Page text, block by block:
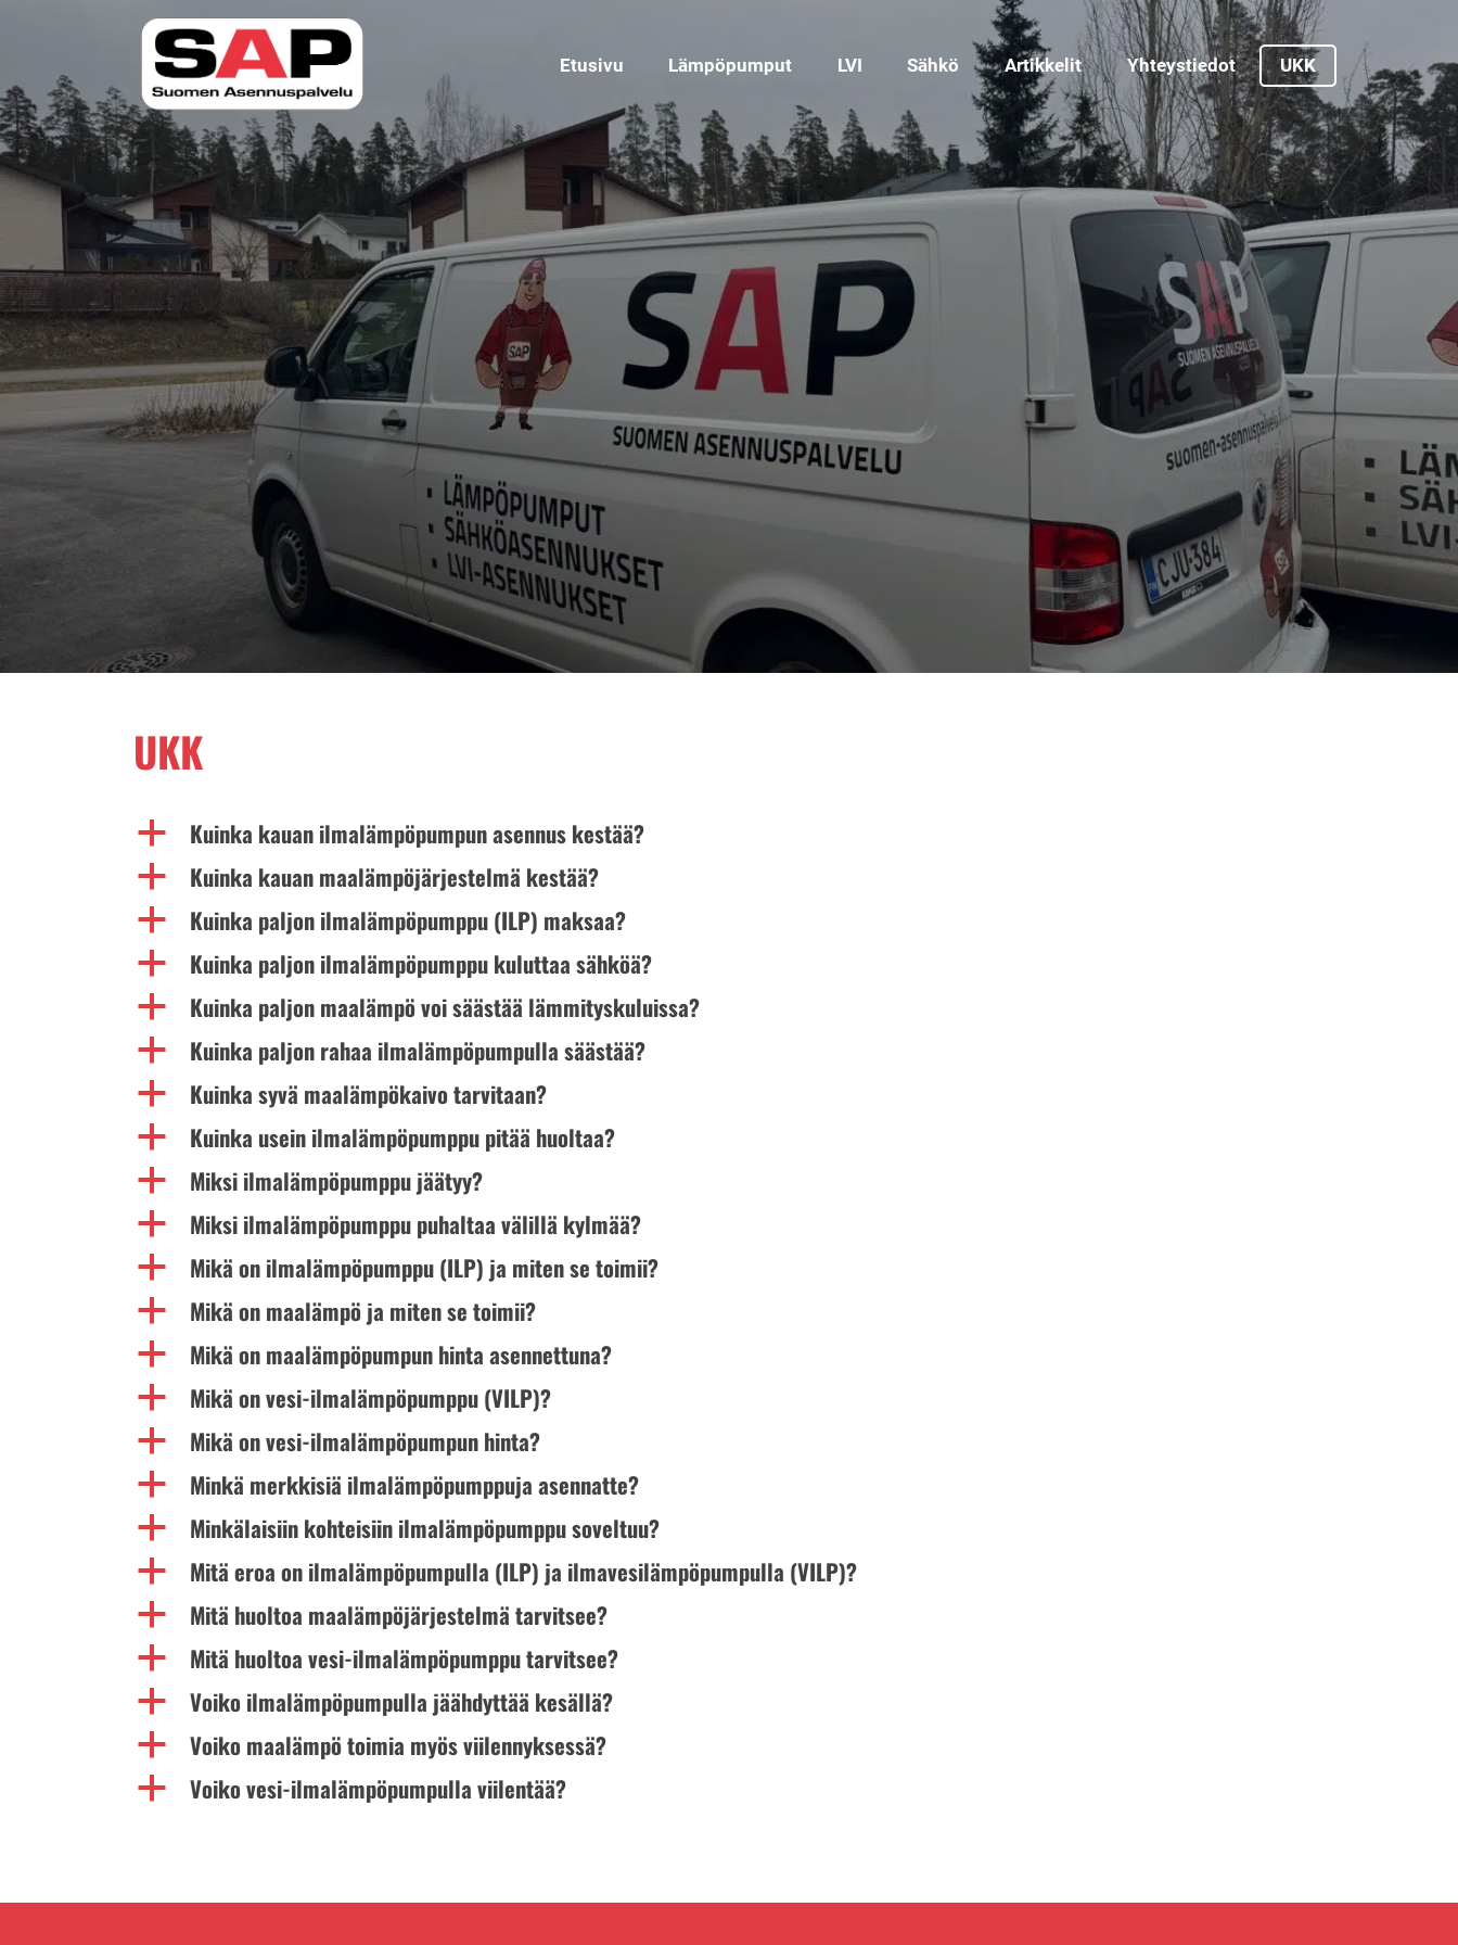
Etusivu Lämpöpumput LVI Sähkö Artikkelit Yhteystiedot UKK
UKK
a Kuinka kauan ilmalämpöpumpun asennus kestää?
a Kuinka kauan maalämpöjärjestelmä kestää?
a Kuinka paljon ilmalämpöpumppu (ILP) maksaa?
a Kuinka paljon ilmalämpöpumppu kuluttaa sähköä?
a Kuinka paljon maalämpö voi säästää lämmityskuluissa?
a Kuinka paljon rahaa ilmalämpöpumpulla säästää?
a Kuinka syvä maalämpökaivo tarvitaan?
a Kuinka usein ilmalämpöpumppu pitää huoltaa?
a Miksi ilmalämpöpumppu jäätyy?
a Miksi ilmalämpöpumppu puhaltaa välillä kylmää?
a Mikä on ilmalämpöpumppu (ILP) ja miten se toimii?
a Mikä on maalämpö ja miten se toimii?
a Mikä on maalämpöpumpun hinta asennettuna?
a Mikä on vesi-ilmalämpöpumppu (VILP)?
a Mikä on vesi-ilmalämpöpumpun hinta?
a Minkä merkkisiä ilmalämpöpumppuja asennatte?
a Minkälaisiin kohteisiin ilmalämpöpumppu soveltuu?
a Mitä eroa on ilmalämpöpumpulla (ILP) ja ilmavesilämpöpumpulla (VILP)?
a Mitä huoltoa maalämpöjärjestelmä tarvitsee?
a Mitä huoltoa vesi-ilmalämpöpumppu tarvitsee?
a Voiko ilmalämpöpumpulla jäähdyttää kesällä?
a Voiko maalämpö toimia myös viilennyksessä?
a Voiko vesi-ilmalämpöpumpulla viilentää?